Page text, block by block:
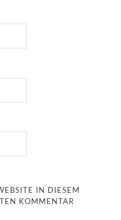
IN DIESEM
KOMMENTAR